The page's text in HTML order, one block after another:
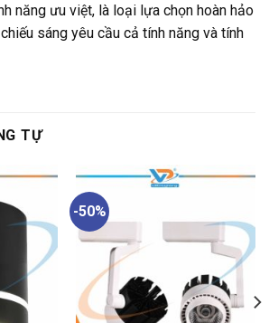
năng ưu việt, là loại lựa chọn hoàn hảo
sáng yêu cầu cả tính năng và tính
TỰ
-50%